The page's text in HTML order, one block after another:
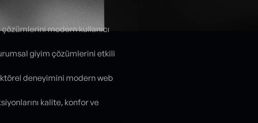
modern kullanıcı
giyim çözümlerini etkili
deneyimini modern web
kalite, konfor ve